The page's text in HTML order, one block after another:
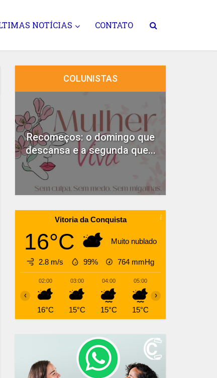
NOTÍCIAS CONTATO
COLUNISTAS
Recomeços: o domingo que
descansa e a segunda que...
Vitoria da Conquista
16°C Muito nublado
2.8 m/s 99% 764 mmHg
02:00
16°C
03:00
15°C
04:00
15°C
05:00
15°C
‹ ›